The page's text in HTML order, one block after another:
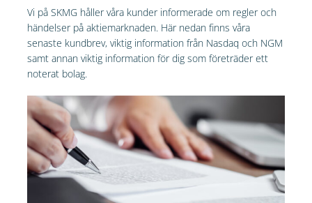
Vi på SKMG håller våra kunder informerade om regler och
händelser på aktiemarknaden. Här nedan finns våra
senaste kundbrev, viktig information från Nasdaq och NGM
samt annan viktig information för dig som företräder ett
noterat bolag.